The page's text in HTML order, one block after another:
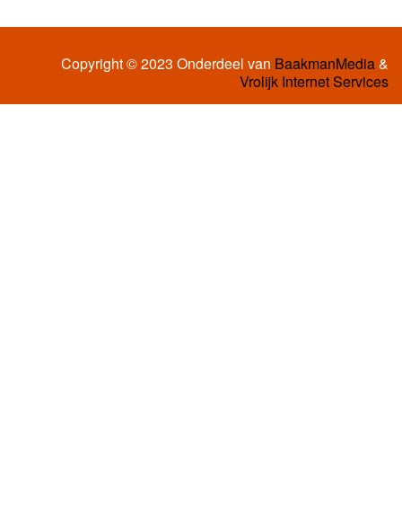
Copyright © 2023 Onderdeel van BaakmanMedia&
Vrolijk Internet Services